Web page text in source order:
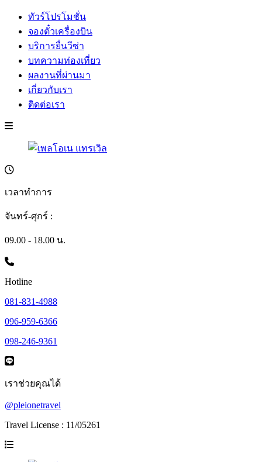
ทัวร์โปรโมชั่น
จองตั๋วเครื่องบิน
บริการยื่นวีซ่า
บทความท่องเที่ยว
ผลงานที่ผ่านมา
เกี่ยวกับเรา
ติดต่อเรา
เวลาทำการ
จันทร์-ศุกร์ :
09.00 - 18.00 น.
Hotline
081-831-4988
096-959-6366
098-246-9361
เราช่วยคุณได้
@pleionetravel
Travel License : 11/05261